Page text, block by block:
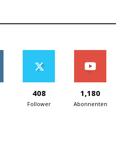
408
Follower
1,180
Abonnenten